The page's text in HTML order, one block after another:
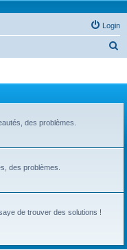
Login
des problèmes.
des problèmes.
de trouver des solutions !